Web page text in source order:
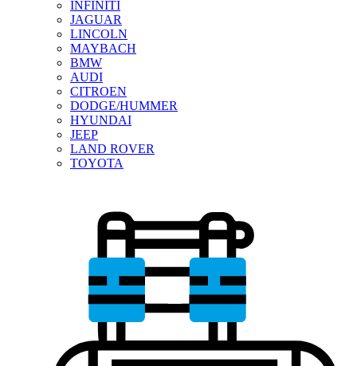
INFINITI
JAGUAR
LINCOLN
MAYBACH
BMW
AUDI
CITROEN
DODGE/HUMMER
HYUNDAI
JEEP
LAND ROVER
TOYOTA